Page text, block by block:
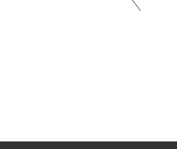
organise votre séjour en Nouvelle-